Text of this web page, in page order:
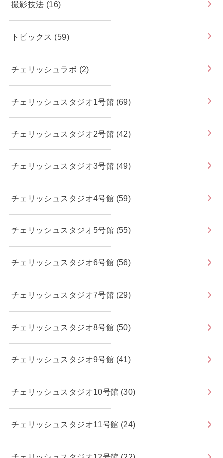
撮影技法 (16)
トピックス (59)
チェリッシュラボ (2)
チェリッシュスタジオ1号館 (69)
チェリッシュスタジオ2号館 (42)
チェリッシュスタジオ3号館 (49)
チェリッシュスタジオ4号館 (59)
チェリッシュスタジオ5号館 (55)
チェリッシュスタジオ6号館 (56)
チェリッシュスタジオ7号館 (29)
チェリッシュスタジオ8号館 (50)
チェリッシュスタジオ9号館 (41)
チェリッシュスタジオ10号館 (30)
チェリッシュスタジオ11号館 (24)